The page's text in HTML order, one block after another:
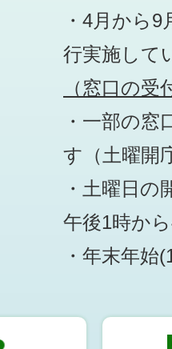
・4月から
行実施して
（窓口の
・一部の
す （土曜
・土曜日の
午後1時か
・年末年始